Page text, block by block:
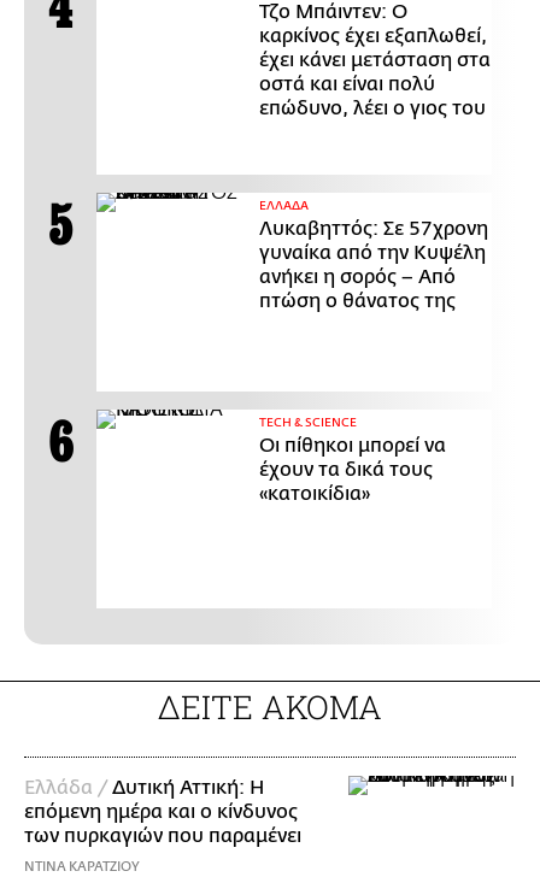
Τζο Μπάιντεν: Ο
καρκίνος έχει εξαπλωθεί,
έχει κάνει μετάσταση στα
οστά και είναι πολύ
επώδυνο, λέει ο γιος του
ΕΛΛΑΔΑ
Λυκαβηττός: Σε 57χρονη
γυναίκα από την Κυψέλη
ανήκει η σορός – Από
πτώση ο θάνατος της
ΤECH & SCIENCE
Οι πίθηκοι μπορεί να
έχουν τα δικά τους
«κατοικίδια»
ΔΕΙΤΕ ΑΚΟΜΑ
Ελλάδα /Δυτική Αττική: Η
επόμενη ημέρα και ο κίνδυνος
των πυρκαγιών που παραμένει
ΝΤΙΝΑ ΚΑΡΑΤΖΙΟΥ